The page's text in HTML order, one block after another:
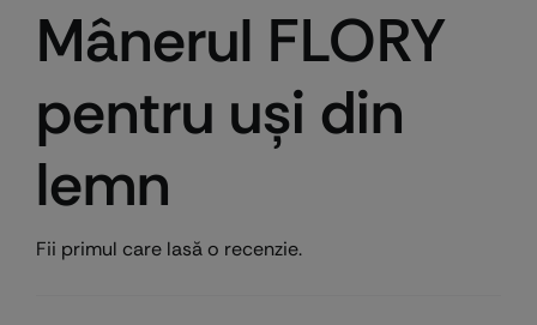
Mânerul FLORY
pentru uşi din
lemn
Fii primul care lasă o recenzie.